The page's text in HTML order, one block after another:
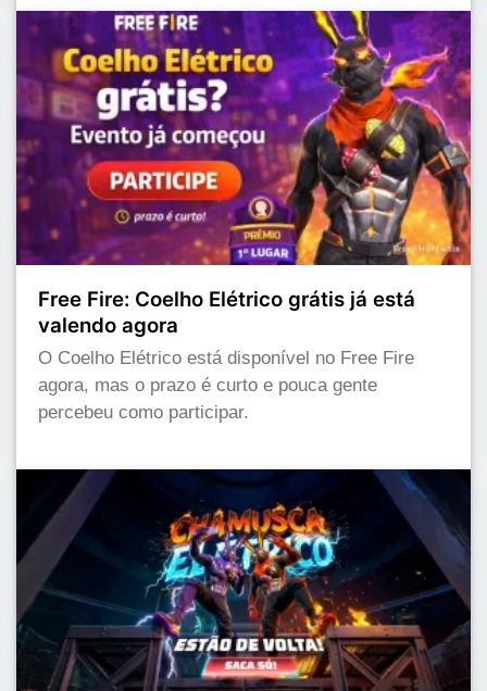
Free Fire: Coelho Elétrico grátis já está
valendo agora
O Coelho Elétrico está disponível no Free Fire
agora, mas o prazo é curto e pouca gente
percebeu como participar.